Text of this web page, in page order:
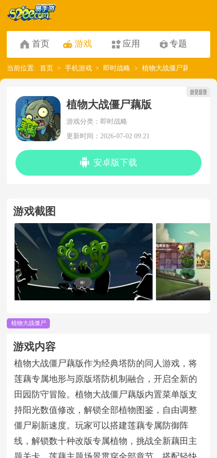
首页 游戏 应用 专题
当前位置: 首页 手机游戏 即时战略 植物大战僵尸藕版
植物大战僵尸藕版
游戏分类：即时战略
更新时间：2026-07-02 09:21
安卓版下载
游戏截图
植物大战僵尸
游戏内容
植物大战僵尸藕版作为经典塔防的同人游戏，将
莲藕专属地形与原版塔防机制融合，开启全新的
田园防守冒险。植物大战僵尸藕版内置菜单版支
持阳光数值修改，解锁全部植物图鉴，自由调整
僵尸刷新速度。玩家可以搭建莲藕专属防御阵
线，解锁数十种改版专属植物，挑战全新藕田主